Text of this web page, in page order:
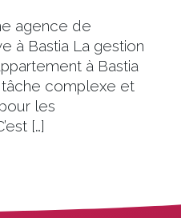
agence de
à Bastia La gestion
à Bastia
complexe et
les
[…]